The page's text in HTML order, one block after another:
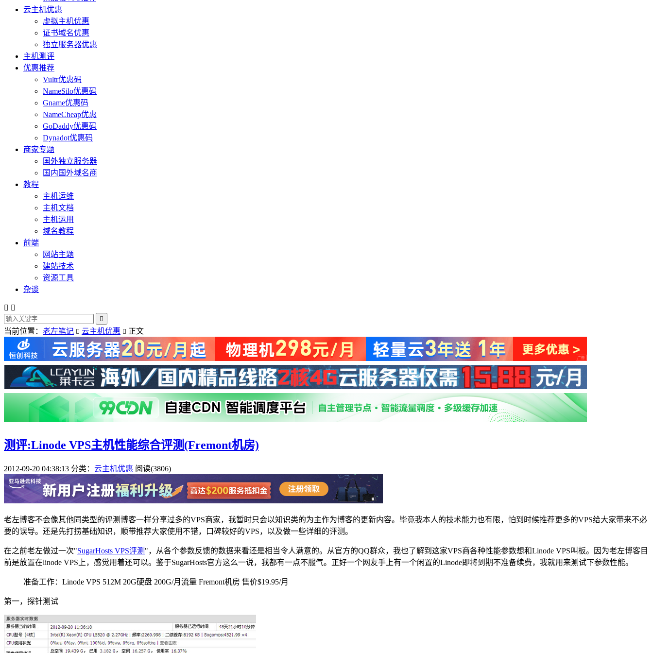
云主机优惠
虚拟主机优惠
证书域名优惠
独立服务器优惠
主机测评
优惠推荐
Vultr优惠码
NameSilo优惠码
Gname优惠码
NameCheap优惠
GoDaddy优惠码
Dynadot优惠码
商家专题
国外独立服务器
国内国外域名商
教程
主机运维
主机文档
主机运用
域名教程
前端
网站主题
建站技术
资源工具
杂谈
 

当前位置： 老左笔记  云主机优惠  正文
测评:Linode VPS主机性能综合评测(Fremont机房)
2012-09-20 04:38:13 分类： 云主机优惠 阅读(3806)
老左博客不会像其他同类型的评测博客一样分享过多的VPS商家，我暂时只会以知识类的为主作为博客的更新内容。毕竟我本人的技术能力也有限，怕到时候推荐更多的VPS给大家带来不必
要的误导。还是先打捞基础知识，顺带推荐大家使用不错，口碑较好的VPS，以及做一些详细的评测。
在之前老左做过一次"SugarHosts VPS评测 "，从各个参数反馈的数据来看还是相当令人满意的。从官方的QQ群众，我也了解到这家VPS商各种性能参数想和Linode VPS叫板。因为老左博客目
前是放置在linode VPS上，感觉用着还可以。鉴于SugarHosts官方这么一说，我都有一点不服气。正好一个网友手上有一个闲置的Linode即将到期不准备续费，我就用来测试下参数性能。
准备工作：Linode VPS 512M 20G硬盘 200G/月流量 Fremont机房 售价$19.95/月
第一，探针测试